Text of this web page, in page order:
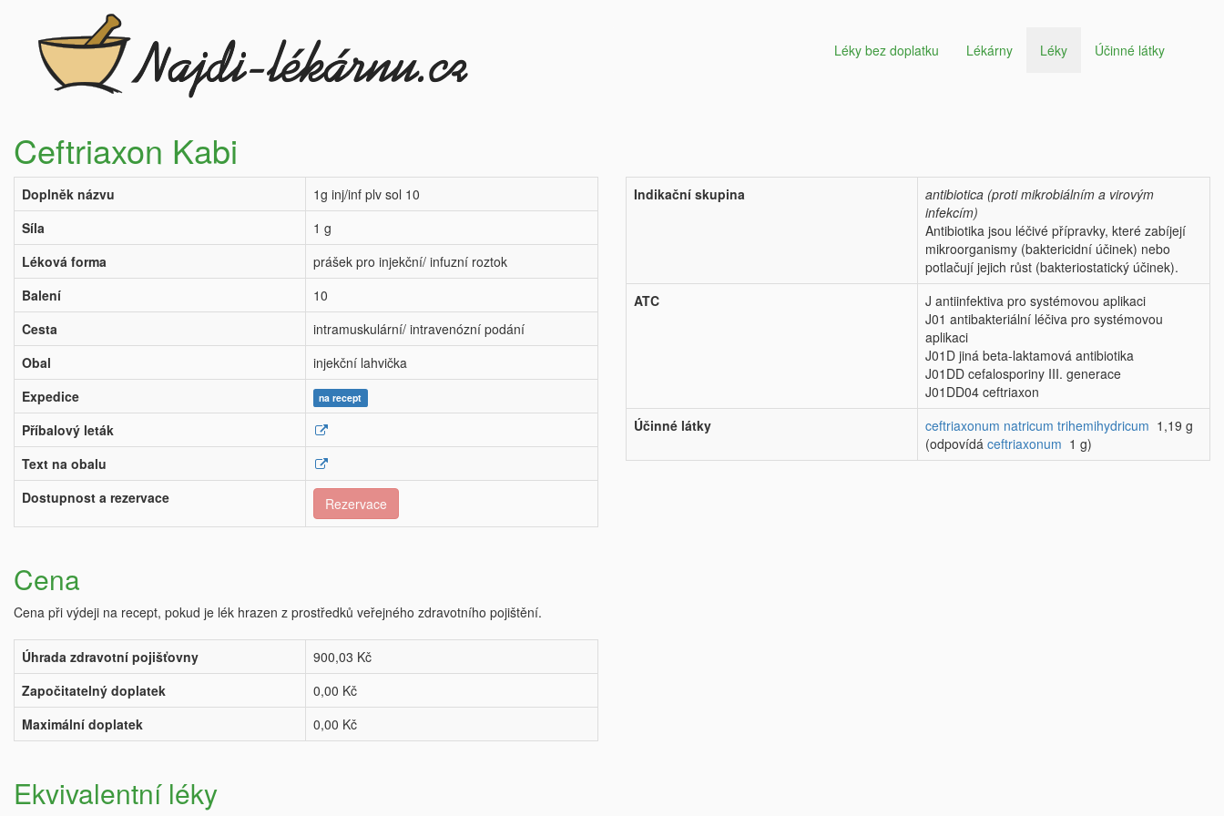
Léky bez doplatku Lékárny Léky Účinné látky
Ceftriaxon Kabi
Doplněk názvu
1g inj/inf plv sol 10
Síla
1 g
Léková forma
prášek pro injekční/ infuzní roztok
Balení
10
Cesta
intramuskulární/ intravenózní podání
Obal
injekční lahvička
Expedice
na recept
Příbalový leták
Text na obalu
Dostupnost a rezervace
Rezervace
Indikační skupina
antibiotica (proti mikrobiálním a virovým
infekcím)
Antibiotika jsou léčivé přípravky, které zabíjejí
mikroorganismy (baktericidní účinek) nebo
potlačují jejich růst (bakteriostatický účinek).
ATC
J antiinfektiva pro systémovou aplikaci
J01 antibakteriální léčiva pro systémovou
aplikaci
J01D jiná beta-laktamová antibiotika
J01DD cefalosporiny III. generace
J01DD04 ceftriaxon
Účinné látky
ceftriaxonum natricum trihemihydricum 1,19 g
(odpovídá ceftriaxonum 1 g)
Cena
Cena při výdeji na recept, pokud je lék hrazen z prostředků veřejného zdravotního pojištění.
Úhrada zdravotní pojišťovny
900,03 Kč
Započitatelný doplatek
0,00 Kč
Maximální doplatek
0,00 Kč
Ekvivalentní léky